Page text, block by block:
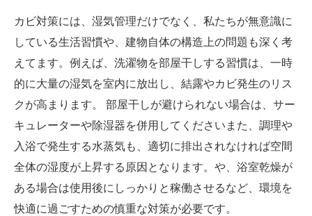
カビ対策には、湿気管理だけでなく、私たちが無意識に
している生活習慣や、建物自体の構造上の問題も深く考
えてます。例えば、洗濯物を部屋干しする習慣は、一時
的に大量の湿気を室内に放出し、結露やカビ発生のリス
クが高まります。 部屋干しが避けられない場合は、サー
キュレーターや除湿器を併用してくださいまた、調理や
入浴で発生する水蒸気も、適切に排出されなければ空間
全体の湿度が上昇する原因となります。や、浴室乾燥が
ある場合は使用後にしっかりと稼働させるなど、環境を
快適に過ごすための慎重な対策が必要です。